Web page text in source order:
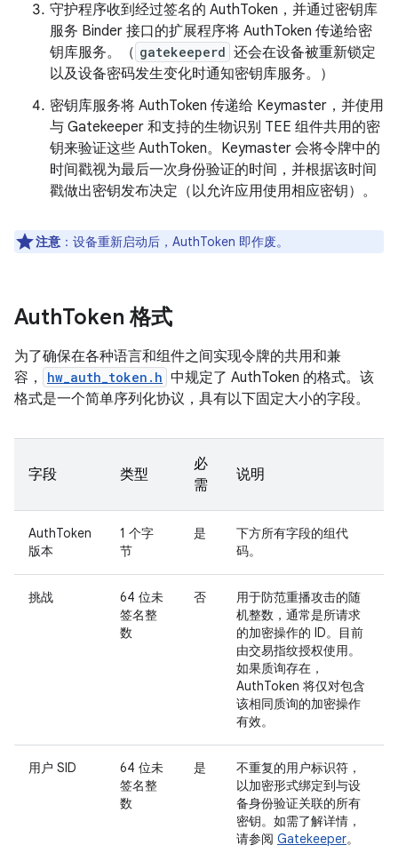
守护程序收到经过签名的 AuthToken，并通过密钥库
服务 Binder 接口的扩展程序将 AuthToken 传递给密
钥库服务。（ gatekeeperd 还会在设备被重新锁定
以及设备密码发生变化时通知密钥库服务。）
密钥库服务将 AuthToken 传递给 Keymaster，并使用
与 Gatekeeper 和支持的生物识别 TEE 组件共用的密
钥来验证这些 AuthToken。Keymaster 会将令牌中的
时间戳视为最后一次身份验证的时间，并根据该时间
戳做出密钥发布决定（以允许应用使用相应密钥）。
注意 ：设备重新启动后，AuthToken 即作废。
AuthToken 格式
为了确保在各种语言和组件之间实现令牌的共用和兼
容，
hw_auth_token.h 中规定了 AuthToken 的格式。该
格式是一个简单序列化协议，具有以下固定大小的字段。
字段 类型
必
需
说明
AuthToken
版本
1 个字
节
是
下方所有字段的组代
码。
挑战
64 位未
签名整
数
否
用于防范重播攻击的随
机整数，通常是所请求
的加密操作的 ID。目前
由交易指纹授权使用。
如果质询存在，
AuthToken 将仅对包含
该相同质询的加密操作
有效。
用户 SID
64 位未
签名整
数
是
不重复的用户标识符，
以加密形式绑定到与设
备身份验证关联的所有
密钥。如需了解详情，
请参阅 Gatekeeper。